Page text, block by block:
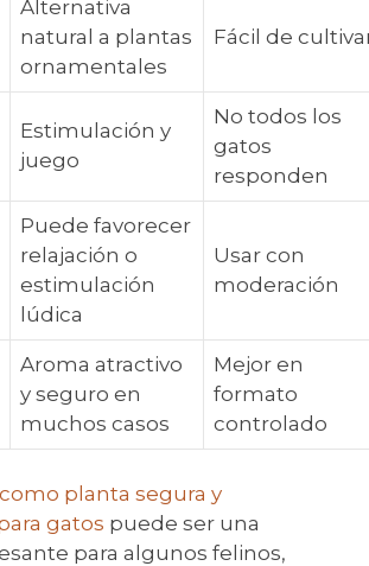
Alternativa
natural a plantas
ornamentales
Fácil de
Estimulación y
juego
No todos los
gatos
responden
Puede favorecer
relajación o
estimulación
lúdica
Usar con
moderación
Aroma atractivo
y seguro en
muchos casos
Mejor en
formato
controlado
planta segura y
gatos puede ser una
para algunos felinos,